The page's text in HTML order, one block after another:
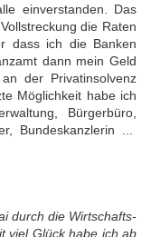
einverstanden. Das
die Raten
dass ich die Banken
dann mein Geld
der Privatinsolvenz
Möglichkeit habe ich
Bürgerbüro,
Bundeskanzlerin ...
durch die Wirtschafts-
viel Glück habe ich ab